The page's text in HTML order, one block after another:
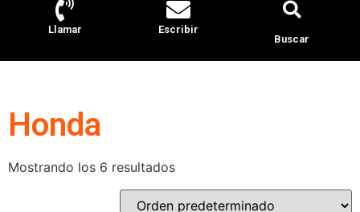
Llamar
Escribir
Buscar
Honda
Mostrando los 6 resultados